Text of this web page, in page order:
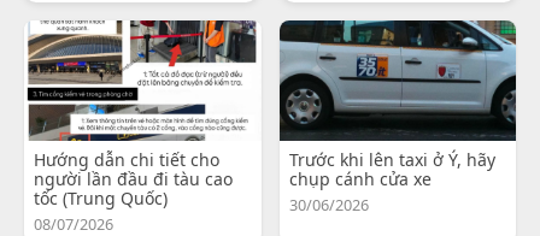
Hướng dẫn chi tiết cho
người lần đầu đi tàu cao
tốc (Trung Quốc)
08/07/2026
Trước khi lên taxi ở Ý, hãy
chụp cánh cửa xe
30/06/2026